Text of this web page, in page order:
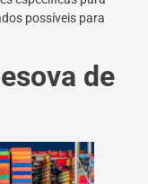
possíveis para
de